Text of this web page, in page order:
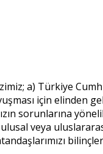
a) Türkiye
için elinden
sorunlarına
veya